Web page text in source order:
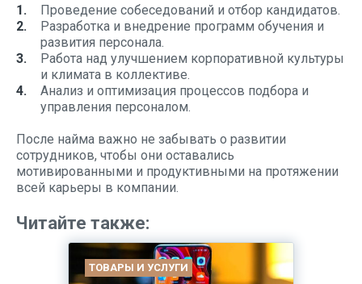
Проведение собеседований и отбор кандидатов.
Разработка и внедрение программ обучения и
развития персонала.
Работа над улучшением корпоративной культуры
и климата в коллективе.
Анализ и оптимизация процессов подбора и
управления персоналом.
После найма важно не забывать о развитии
сотрудников, чтобы они оставались
мотивированными и продуктивными на протяжении
всей карьеры в компании.
Читайте также:
ТОВАРЫ И УСЛУГИ